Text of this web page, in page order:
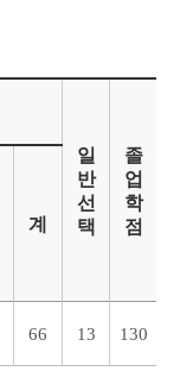
일
반
선
택
졸
업
학
점
계
66 13 130